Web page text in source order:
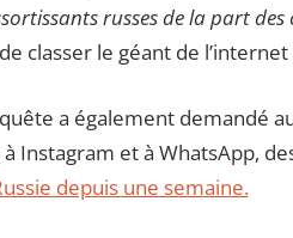
russes de la part
classer le géant de
a également demandé
à Instagram et à WhatsApp,
depuis une semaine.